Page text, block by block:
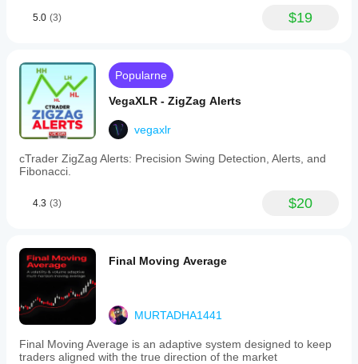
5.0 (3) $19
Popularne
VegaXLR - ZigZag Alerts
vegaxlr
cTrader ZigZag Alerts: Precision Swing Detection, Alerts, and
Fibonacci.
4.3 (3) $20
Final Moving Average
MURTADHA1441
Final Moving Average is an adaptive system designed to keep
traders aligned with the true direction of the market